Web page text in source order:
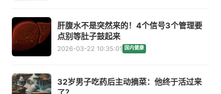
肝腹水不是突然来的！4个信号3个管理要
点别等肚子鼓起来
2026-03-22 10:35:01 国内健康
32岁男子吃药后主动摘菜：他终于活过来